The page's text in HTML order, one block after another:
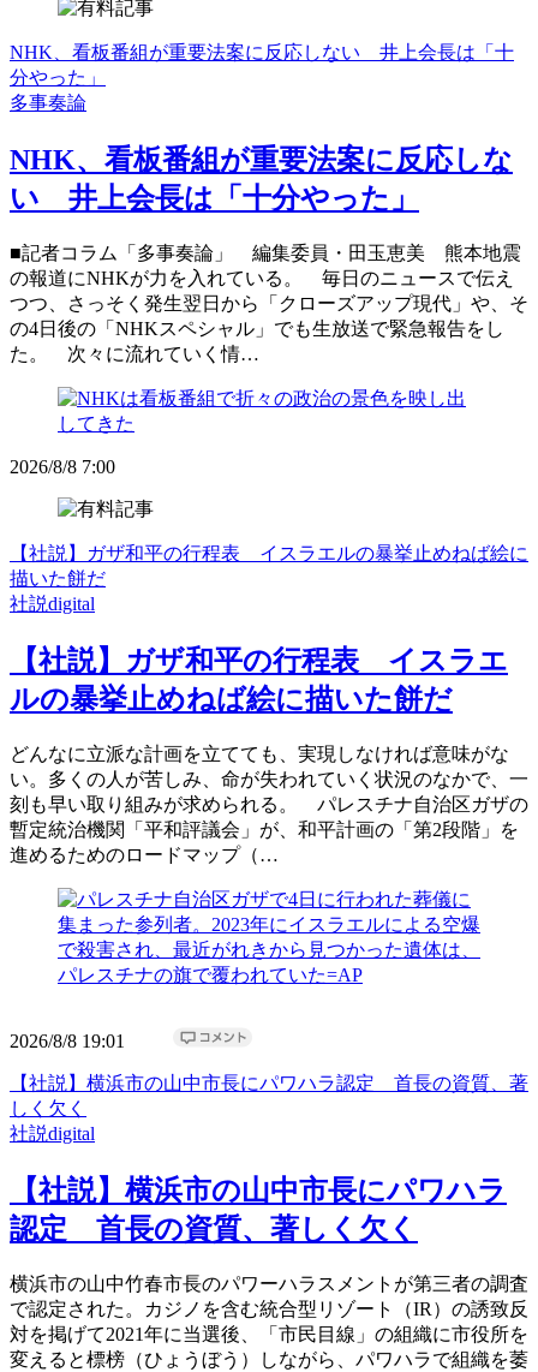
NHK、看板番組が重要法案に反応しない 井上会長は「十
分やった」
多事奏論
NHK、看板番組が重要法案に反応しな
い 井上会長は「十分やった」
■記者コラム「多事奏論」 編集委員・田玉恵美 熊本地震
の報道にNHKが力を入れている。 毎日のニュースで伝え
つつ、さっそく発生翌日から「クローズアップ現代」や、そ
の4日後の「NHKスペシャル」でも生放送で緊急報告をし
た。 次々に流れていく情…
2026/8/8 7:00
【社説】ガザ和平の行程表 イスラエルの暴挙止めねば絵に
描いた餅だ
社説digital
【社説】ガザ和平の行程表 イスラエ
ルの暴挙止めねば絵に描いた餅だ
どんなに立派な計画を立てても、実現しなければ意味がな
い。多くの人が苦しみ、命が失われていく状況のなかで、一
刻も早い取り組みが求められる。 パレスチナ自治区ガザの
暫定統治機関「平和評議会」が、和平計画の「第2段階」を
進めるためのロードマップ（…
2026/8/8 19:01
【社説】横浜市の山中市長にパワハラ認定 首長の資質、著
しく欠く
社説digital
【社説】横浜市の山中市長にパワハラ
認定 首長の資質、著しく欠く
横浜市の山中竹春市長のパワーハラスメントが第三者の調査
で認定された。カジノを含む統合型リゾート（IR）の誘致反
対を掲げて2021年に当選後、「市民目線」の組織に市役所を
変えると標榜（ひょうぼう）しながら、パワハラで組織を萎